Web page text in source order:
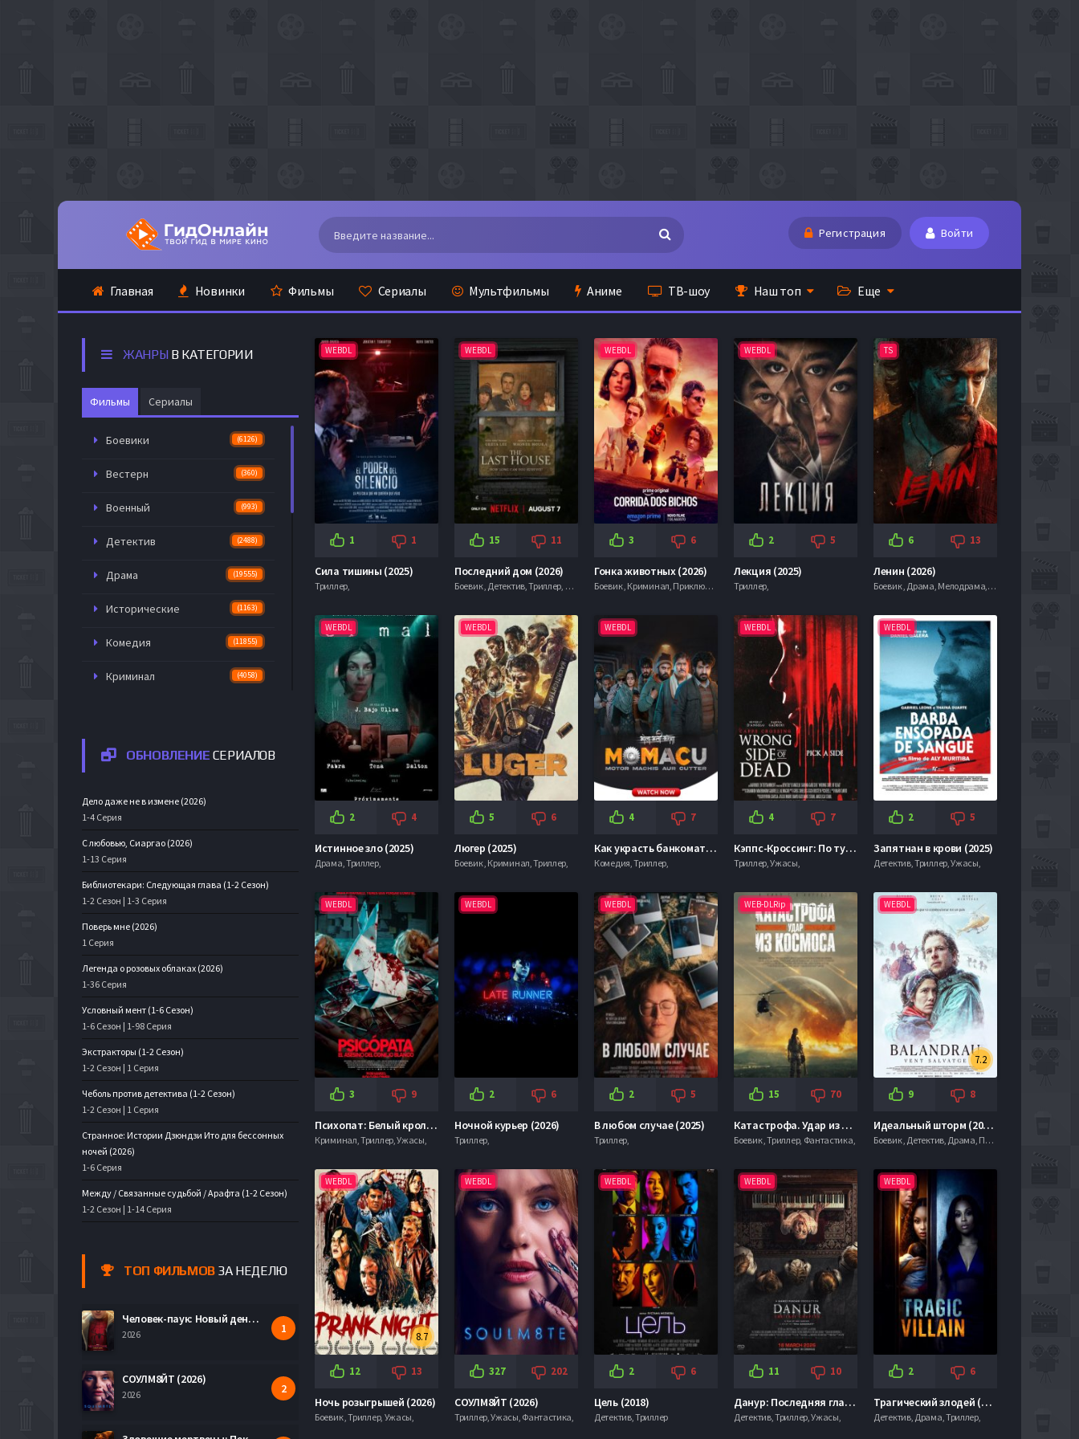
Регистрация Войти
Главная Новинки Фильмы Сериалы Мультфильмы Аниме ТВ-шоу Наш топ Еще
ЖАНРЫВ КАТЕГОРИИ
Фильмы Сериалы
Боевики (6126)
Вестерн (360)
Военный (993)
Детектив (2488)
Драма (19555)
Исторические (1163)
Комедия (11855)
Криминал (4058)
Семейный
Триллер
Фантастика (2773)
Фэнтези
Фильмы 4К
2021
2022
2023 (1713)
Что бы посмотреть?
Фильмы HD1080
Моб. видео (35258)
Скоро в кино
ОБНОВЛЕНИЕ СЕРИАЛОВ
Дело даже не в измене (2026)
1-4 Серия
С любовью, Сиаргао (2026)
1-13 Серия
Библиотекари: Следующая глава (1-2 Сезон)
1-2 Сезон | 1-3 Серия
Поверь мне (2026)
1 Серия
Легенда о розовых облаках (2026)
1-36 Серия
Условный мент (1-6 Сезон)
1-6 Сезон | 1-98 Серия
Экстракторы (1-2 Сезон)
1-2 Сезон | 1 Серия
Чеболь против детектива (1-2 Сезон)
1-2 Сезон | 1 Серия
Странное: Истории Дзюндзи Ито для бессонных
ночей (2026)
1-6 Серия
Между / Связанные судьбой / Арафта (1-2 Сезон)
1-2 Сезон | 1-14 Серия
ТОП ФИЛЬМОВЗА НЕДЕЛЮ
Человек-паук: Новый день (2026)
2026
СОУЛМ8ЙТ (2026)
2026
WEBDL
1 1
Сила тишины (2025)
Триллер,
WEBDL
15 11
Последний дом (2026)
Боевик , Детектив, Триллер, Ужасы, Фантастика,
WEBDL
3 6
Гонка животных (2026)
Боевик , Криминал, Приключения, Триллер, Фантастика,
WEBDL
2 5
Лекция (2025)
Триллер,
TS
6 13
Ленин (2026)
Боевик , Драма, Мелодрама, Триллер,
WEBDL
2 4
Истинное зло (2025)
Драма, Триллер,
WEBDL
5 6
Люгер (2025)
Боевик , Криминал, Триллер,
WEBDL
4 7
Как украсть банкомат и сойти с ума (2026)
Комедия, Триллер,
WEBDL
4 7
Кэппс-Кроссинг: По ту сторону смерти (2026)
Триллер, Ужасы,
WEBDL
2 5
Запятнан в крови (2025)
Детектив, Триллер, Ужасы,
WEBDL
3 9
Психопат: Белый кролик-убийца (2026)
Криминал, Триллер, Ужасы,
WEBDL
2 6
Ночной курьер (2026)
Триллер,
WEBDL
2 5
В любом случае (2025)
Триллер,
WEB-DLRip
15 70
Катастрофа. Удар из космоса (2026)
Боевик , Триллер, Фантастика,
WEBDL
7.2
9 8
Идеальный шторм (2026)
Боевик , Детектив, Драма, Приключения, Триллер,
WEBDL
8.7
12 13
Ночь розыгрышей (2026)
Боевик , Триллер, Ужасы,
WEBDL
327 202
СОУЛМ8ЙТ (2026)
Триллер, Ужасы, Фантастика,
WEBDL
2 6
Цель (2018)
Детектив, Триллер
WEBDL
11 10
Данур: Последняя глава (2025)
Детектив, Триллер, Ужасы,
WEBDL
2 6
Трагический злодей (2026)
Детектив, Драма, Триллер,